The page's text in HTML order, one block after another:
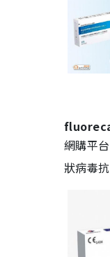
網購平
狀病毒